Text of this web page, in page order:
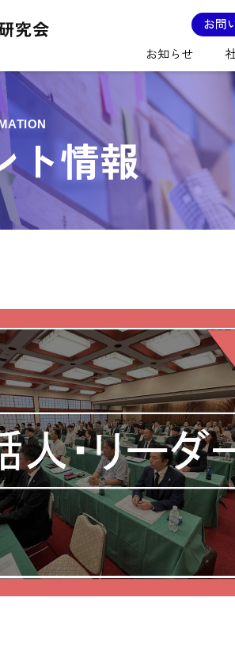
お問
お知らせ
ト情報